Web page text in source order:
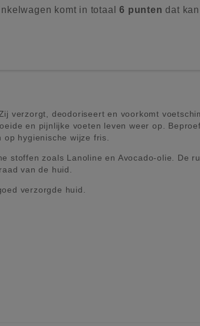
komt in totaal6 punten dat
verzorgt, deodoriseert en voorkomt
en pijnlijke voeten leven weer op.
hygienische wijze fris.
stoffen zoals Lanoline en Avocado-olie. De
van de huid.
verzorgde huid.